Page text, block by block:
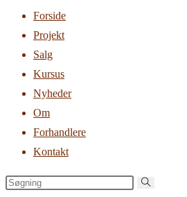
Forside
Projekt
Salg
Kursus
Nyheder
Om
Forhandlere
Kontakt